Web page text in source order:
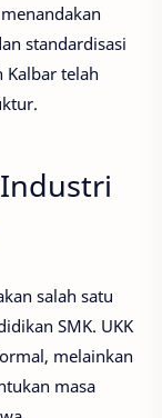
standardisasi
telah
salah satu
SMK. UKK
melainkan
masa